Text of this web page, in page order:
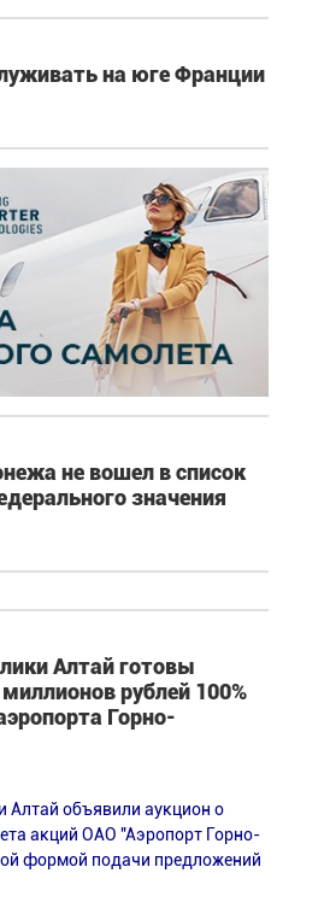
на юге Франции
не вошел в список
значения
Алтай готовы
рублей 100%
Горно-
Алтай объявили аукцион о
акций ОАО "Аэропорт Горно-
формой подачи предложений